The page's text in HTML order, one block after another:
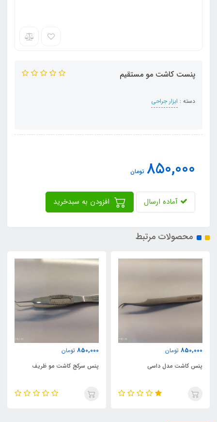
پنست کاشت مو مستقیم
دسته : ابزار جراحی
850,000 تومان
آماده ارسال
محصولات مرتبط
850,000 تومان
پنس کاشت مدل داسی
850,000 تومان
پنس سرکج کاشت مو ظریف